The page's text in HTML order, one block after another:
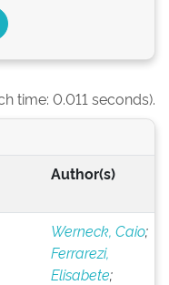
time: 0.011 seconds).
Author(s)
Werneck, Caio;
Ferrarezi,
Elisabete;